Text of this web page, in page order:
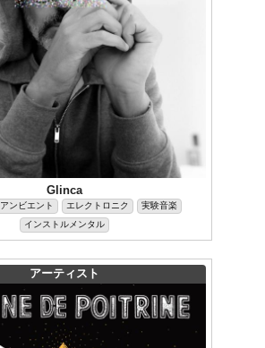
Glinca
アンビエント エレクトロニク
実験音楽
インストルメンタル
アーティスト